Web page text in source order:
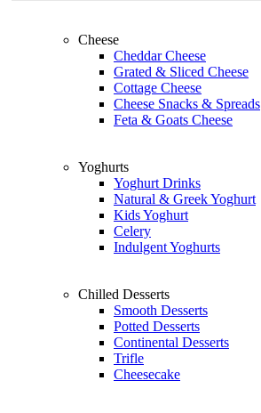
Cheese
Cheddar Cheese
Grated & Sliced Cheese
Cottage Cheese
Cheese Snacks & Spreads
Feta & Goats Cheese
Yoghurts
Yoghurt Drinks
Natural & Greek Yoghurt
Kids Yoghurt
Celery
Indulgent Yoghurts
Chilled Desserts
Smooth Desserts
Potted Desserts
Continental Desserts
Trifle
Cheesecake